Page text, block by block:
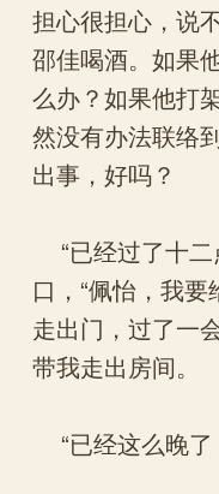
担心很担心，说
邵佳喝酒。如果
么办？如果他打
然没有办法联络
出事，好吗？
“已经过了十二
口，“佩怡，我
走出门，过了一
带我走出房间。
“已经这么晚了